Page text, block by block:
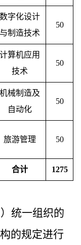
数字化设计
与制造技术
50
计算机应用
技术
50
机械制造及
自动化
50
旅游管理 50
合计 1275
统一组织的
的规定进行